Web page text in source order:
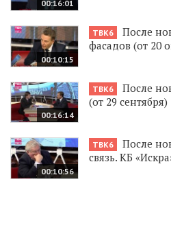
00:16:01
00:10:15
ТВК6
После
фасадов (от 20
00:16:14
ТВК6
После
(от 29 сентября)
00:10:56
ТВК6
После
связь. КБ